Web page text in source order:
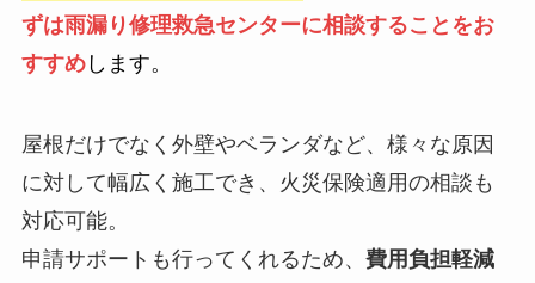
ずは雨漏り修理救急センターに相談することをお
すすめします。
屋根だけでなく外壁やベランダなど、様々な原因
に対して幅広く施工でき、火災保険適用の相談も
対応可能。
申請サポートも行ってくれるため、 費用負担軽減